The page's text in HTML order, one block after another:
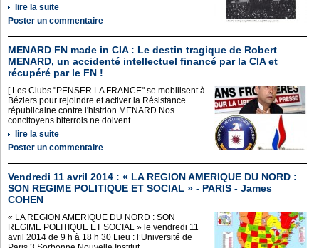
lire la suite
Poster un commentaire
MENARD FN made in CIA : Le destin tragique de Robert
MENARD, un accidenté intellectuel financé par la CIA et
récupéré par le FN !
[ Les Clubs "PENSER LA FRANCE" se mobilisent à
Béziers pour rejoindre et activer la Résistance
républicaine contre l'histrion MENARD Nos
concitoyens biterrois ne doivent
lire la suite
Poster un commentaire
Vendredi 11 avril 2014 : « LA REGION AMERIQUE DU NORD :
SON REGIME POLITIQUE ET SOCIAL » - PARIS - James
COHEN
« LA REGION AMERIQUE DU NORD : SON
REGIME POLITIQUE ET SOCIAL » le vendredi 11
avril 2014 de 9 h à 18 h 30 Lieu : l’Université de